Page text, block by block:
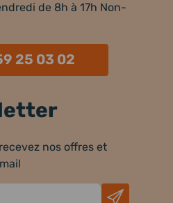
de 8h à 17h Non-
25 03 02
nos offres et